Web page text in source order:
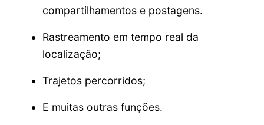
compartilhamentos e postagens.
Rastreamento em tempo real da
localização;
Trajetos percorridos;
E muitas outras funções.